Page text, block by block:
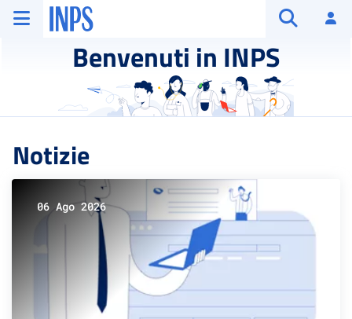
Vai al menu principale
Vai al contenuto principale
Vai al pie' di pagina
INPS ()
Benvenuti in INPS
Notizie
06 Ago 2026